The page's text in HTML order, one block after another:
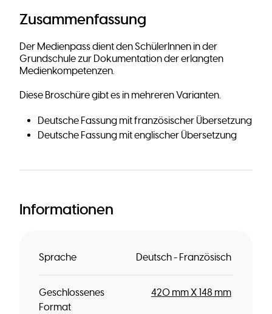
Zusammenfassung
Der Medienpass dient den SchülerInnen in der
Grundschule zur Dokumentation der erlangten
Medienkompetenzen.
Diese Broschüre gibt es in mehreren Varianten.
Deutsche Fassung mit französischer Übersetzung
Deutsche Fassung mit englischer Übersetzung
Informationen
Sprache Deutsch - Französisch
Geschlossenes
Format
420 mm X 148 mm